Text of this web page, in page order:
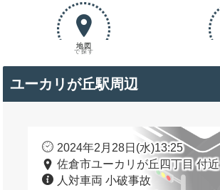
地図
で探す
ユーカリが丘駅周辺
2024年2月28日(水)13:25
佐倉市ユーカリが丘四丁目 付近
人対車両 小破事故